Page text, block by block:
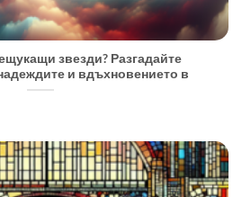
звезди? Разгадайте
и вдъхновението в